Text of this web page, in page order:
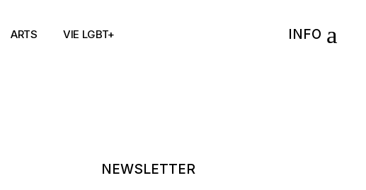
ARTS VIE LGBT+ INFO
NEWSLETTER